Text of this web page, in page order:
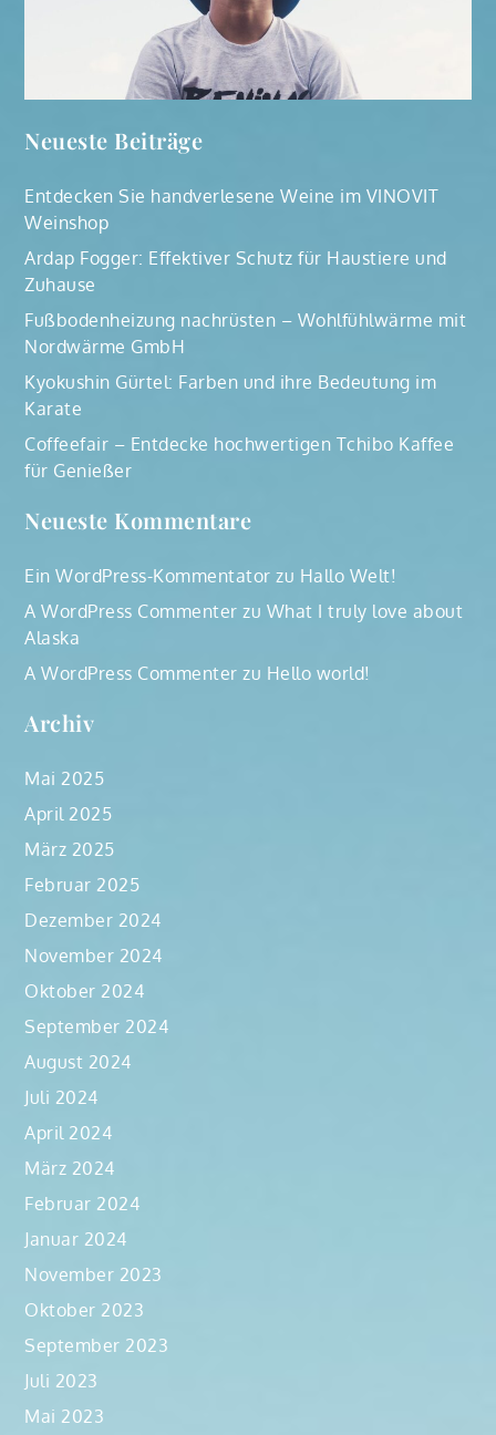
Neueste Beiträge
Entdecken Sie handverlesene Weine im VINOVIT
Weinshop
Ardap Fogger: Effektiver Schutz für Haustiere und
Zuhause
Fußbodenheizung nachrüsten – Wohlfühlwärme mit
Nordwärme GmbH
Kyokushin Gürtel: Farben und ihre Bedeutung im
Karate
Coffeefair – Entdecke hochwertigen Tchibo Kaffee
für Genießer
Neueste Kommentare
Ein WordPress-Kommentator zu Hallo Welt!
A WordPress Commenter zu What I truly love about
Alaska
A WordPress Commenter zu Hello world!
Archiv
Mai 2025
April 2025
März 2025
Februar 2025
Dezember 2024
November 2024
Oktober 2024
September 2024
August 2024
Juli 2024
April 2024
März 2024
Februar 2024
Januar 2024
November 2023
Oktober 2023
September 2023
Juli 2023
Mai 2023